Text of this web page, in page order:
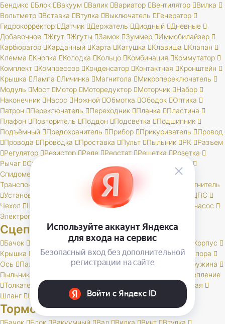
Бендикс
Блок Вакуум Валик Вариатор Вентилятор
Вилка
Вольтметр
Вставка Втулка Выключатель
Генератор
Гидрокорректор
Датчик Держатель Диодный
Дневные
Добавочное
Жгут Жгуты Замок Зуммер
Иммобилайзер
Карбюратор
Карданный Карта Катушка Клавиша
Клапан
Клемма
Кнопка Колодка Кольцо Комбинация
Коммутатор
Комплект
Компрессор Конденсатор Контактная
Кронштейн
Крышка
Лампа Личинка Магнитола
Микропереключатель
Модуль
Мост Мотор Моторедуктор Моторчик
Набор
Наконечник
Насос Ножной Обмотка Ободок
Оптика
Патрон
Переключатель Переходник Планка
Пластина
Плафон
Повторитель Поддон Подсветка
Подшипник
Подъёмный
Предохранитель Прибор Прикуриватель
Провод
Провода
Проводка Проставка Пульт Пыльник РК
Разъем
Регулятор
Резистор Реле Реостат Решетка
Розетка
Рычаг
Свеча
Спидометр
Стекло Траверса
Трамблер
Транспондер
Трубка Тумблер
Уплотнитель
Установ
Фара Фароискатель
ЦПС
Чехол
Шкив Щеточный Щиток
Электробензонасос
Электропривод
Сцепление
Бачок Вилка Втулка Диск Картер
Корпус
Крышка
Лапка Лапки Манжета Муфта Накладка
Опора
Ось
Палец Педаль Подшипник Поршень
Пружина
Пыльник
Сцепление
Толкатель
Шаровая
Шланг
Шток
Тормоза
Бачок Блок Вакуумный Вал Вилка Винт Втулка